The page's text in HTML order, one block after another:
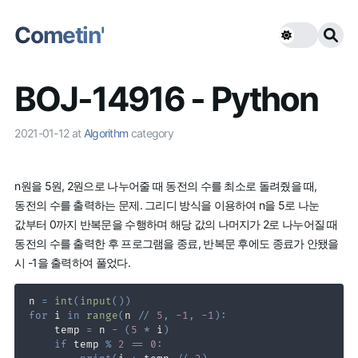
Cometin'
BOJ-14916 - Python
2021-01-12 at Algorithm category
n원을 5원, 2원으로 나누어줄 때 동전의 수를 최소로 돌려줬을 때,
동전의 수를 출력하는 문제. 그리디 방식을 이용하여 n을 5로 나눈
값부터 0까지 반복문을 수행하며 해당 값의 나머지가 2로 나누어질 때
동전의 수를 출력한 후 프로그램을 종료, 반복문 후에도 종료가 안됐을
시 -1을 출력하여 풀었다.
n = int( input( ) )
for i in range( n // 5 , -1 , -1 ) :
    temp
= n - ( 5 * i )
if temp % 2 == 0 :